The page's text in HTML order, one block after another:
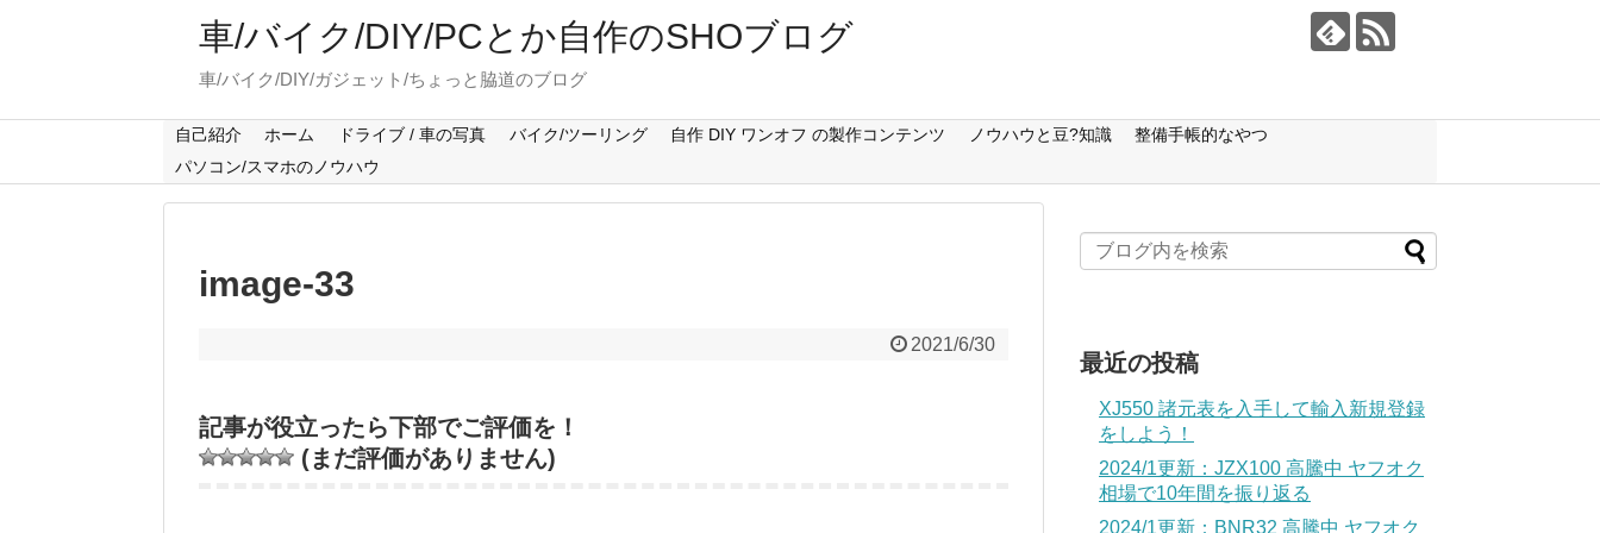
車/バイク/DIY/PCとか自作のSHOブログ
車/バイク/DIY/ガジェット/ちょっと脇道のブログ
自己紹介 ホーム ドライブ / 車の写真 バイク/ツーリング 自作 DIY ワンオフ の製作コンテンツ ノウハウと豆?知識
整備手帳的なやつ
パソコン/スマホのノウハウ
image-33
2021/6/30
記事が役立ったら下部でご評価を！
(まだ評価がありません)
最近の投稿
XJ550 諸元表を入手して輸入新規登録
をしよう！
2024/1更新：JZX100 高騰中 ヤフオク
相場で10年間を振り返る
2024/1更新：BNR32 高騰中 ヤフオク